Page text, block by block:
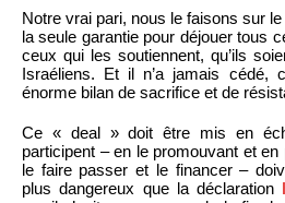
Notre vrai pari, nous le faisons sur le
la seule garantie pour déjouer tous
ceux qui les soutiennent, qu’ils
Israéliens. Et il n’a jamais cédé,
énorme bilan de sacrifice et de
Ce « deal » doit être mis en
participent – en le promouvant et
le faire passer et le financer –
plus dangereux que la déclaration